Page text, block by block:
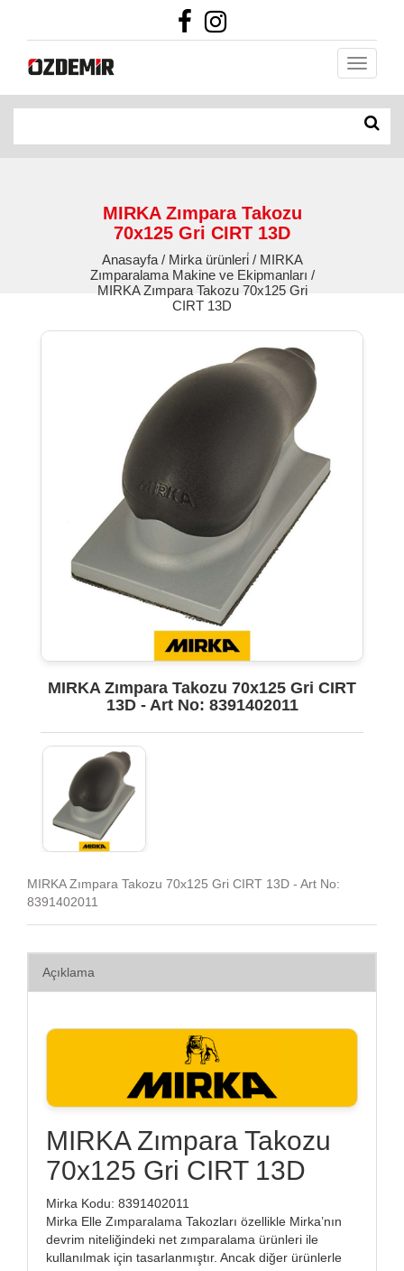
MIRKA Zımpara Takozu
70x125 Gri CIRT 13D
Anasayfa / Mirka ürünleri̇ / MIRKA
Zımparalama Makine ve Ekipmanları /
MIRKA Zımpara Takozu 70x125 Gri
CIRT 13D
MIRKA Zımpara Takozu 70x125 Gri CIRT
13D - Art No: 8391402011
MIRKA Zımpara Takozu 70x125 Gri CIRT 13D - Art No:
8391402011
Açıklama
MIRKA Zımpara Takozu
70x125 Gri CIRT 13D
Mirka Kodu: 8391402011
Mirka Elle Zımparalama Takozları özellikle Mirka’nın
devrim niteliğindeki net zımparalama ürünleri ile
kullanılmak için tasarlanmıştır. Ancak diğer ürünlerle